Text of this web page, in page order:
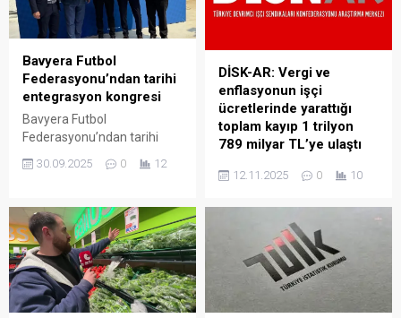
Bavyera Futbol
Federasyonu’ndan tarihi
entegrasyon kongresi
Bavyera Futbol
Federasyonu’ndan tarihi
Şendöl/MÜNİH Almanya’nın
kasabasındaki Adidas
kampüsünde, Bavyera
Futbol Federasyonu (BFV) ilk
entegrasyon kongresini
düzenledi. Kongrede,
futbolda katılımı artırma,
30.09.2025 0 12
DİSK-AR: Vergi ve
enflasyonun işçi
ücretlerinde yarattığı
toplam kayıp 1 trilyon
789 milyar TL’ye ulaştı
Konfederasyonu Araştırma
verilerine göre, 2025’in ilk on
ayında enflasyonun işçi
ücretlerine birikimli faturası
994,4 milyar TL, vergilerin
birikimli faturası ise 794,6
milyar TL olarak hesaplandı.
12.11.2025 0 10